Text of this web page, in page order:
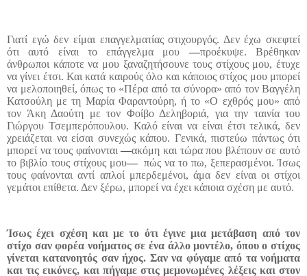
Γιατί εγώ δεν είμαι επαγγελματίας στιχουργός. Δεν έχω σκεφτεί
ότι αυτό είναι το επάγγελμα μου —προέκυψε. Βρέθηκαν
άνθρωποι κάποτε να μου ξαναζητήσουνε τους στίχους μου, έτυχε
να γίνει έτσι. Και κατά καιρούς όλο και κάποιος στίχος μου μπορεί
να μελοποιηθεί, όπως το «Πέρα από τα σύνορα» από τον Βαγγέλη
Κατσούλη με τη Μαρία Φαραντούρη, ή το «Ο εχθρός μου» από
τον Άκη Δαούτη με τον Φοίβο Δεληβοριά, για την ταινία του
Γιώργου Τσεμπερόπουλου. Καλό είναι να είναι έτσι τελικά, δεν
χρειάζεται να είσαι συνεχώς κάπου. Γενικά, πιστεύω πάντως ότι
μπορεί να τους φαίνονται—ακόμη και τώρα που βλέπουν σε αυτό
το βιβλίο τους στίχους μου— πώς να το πω, ξεπερασμένοι. Ίσως
τους φαίνονται αντί απλοί μπερδεμένοι, άμα δεν είναι οι στίχοι
γεμάτοι επίθετα. Δεν ξέρω, μπορεί να έχει κάποια σχέση με αυτό.
Ίσως έχει σχέση και με το ότι έγινε μια μετάβαση από τον
στίχο σαν φορέα νοήματος σε ένα άλλο μοντέλο, όπου ο στίχος
γίνεται κατανοητός σαν ήχος. Σαν να φύγαμε από τα νοήματα
και τις εικόνες, και πήγαμε στις μεμονωμένες λέξεις και στον